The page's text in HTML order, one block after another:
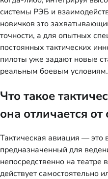
системы РЭБ и
новичков это
точности, а для опытных
постоянных тактических
пилоты уже задают новые
реальным боевым условиям.
Что такое
она отличается от
Тактическая авиация — это
предназначенный для
непосредственно на театре
действует самостоятельно